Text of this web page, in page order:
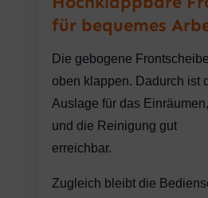
für bequemes
Die gebogene
oben klappen. Dadurch ist
Auslage für das
und die Reinigung gut
erreichbar.
Zugleich bleibt die